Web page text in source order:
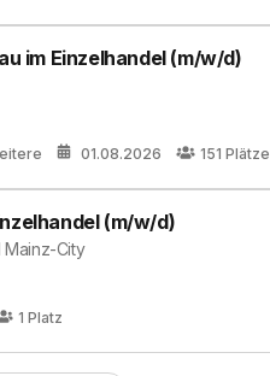
im Einzelhandel (m/w/d)
01.08.2026 151 Plätze
(m/w/d)
Mainz-City
1 Platz